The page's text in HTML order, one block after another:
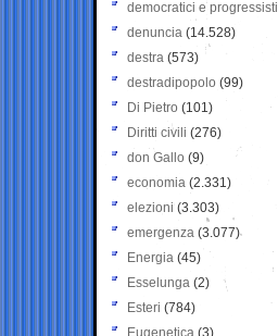
democratici e progressisti
denuncia (14.528)
destra (573)
destradipopolo (99)
Di Pietro (101)
Diritti civili (276)
don Gallo (9)
economia (2.331)
elezioni (3.303)
emergenza (3.077)
Energia (45)
Esselunga (2)
Esteri (784)
Eugenetica (3)